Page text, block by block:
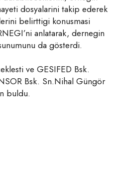
dosyalarini takip ederek
belirttigi konusmasi
anlatarak, dernegin
da gösterdi.
ve GESIFED Bsk.
Bsk. Sn.Nihal Güngör
buldu.